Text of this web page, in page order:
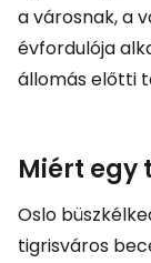
a városnak, a
évfordulója
állomás előtti
Miért egy
Oslo
tigrisváros